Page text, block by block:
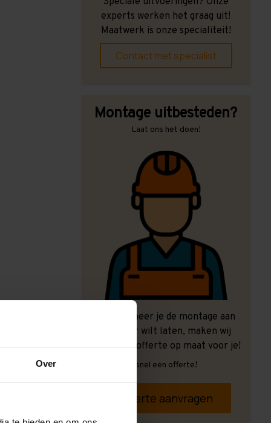
Over
experts werken het graag uit!
Maatwerk is onze specialiteit!
Contact met specialist
Montage uitbesteden?
Laat ons het doen!
Ook wanneer je de montage aan
ons over wilt laten, maken wij
graag een offerte op maat voor je!
Vrijblijvend, snel een offerte!
Offerte aanvragen